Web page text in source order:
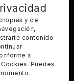
y de
contenido
a
Puedes